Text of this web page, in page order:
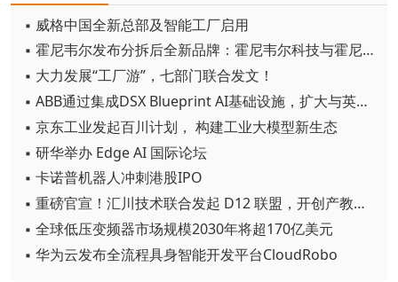
▪ 威格中国全新总部及智能工厂启用
▪ 霍尼韦尔发布分拆后全新品牌：霍尼韦尔科技与霍尼韦尔航空航天
▪ 大力发展“工厂游”，七部门联合发文！
▪ ABB通过集成DSX Blueprint AI基础设施，扩大与英伟达的合作
▪ 京东工业发起百川计划， 构建工业大模型新生态
▪ 研华举办 Edge AI 国际论坛
▪ 卡诺普机器人冲刺港股IPO
▪ 重磅官宣！汇川技术联合发起 D12 联盟，开创产教融合新范式
▪ 全球低压变频器市场规模2030年将超170亿美元
▪ 华为云发布全流程具身智能开发平台CloudRobo